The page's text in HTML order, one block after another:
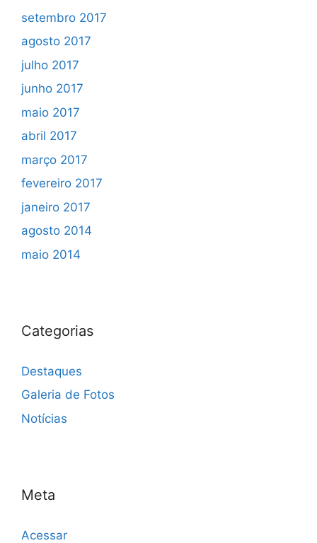
setembro 2017
agosto 2017
julho 2017
junho 2017
maio 2017
abril 2017
março 2017
fevereiro 2017
janeiro 2017
agosto 2014
maio 2014
Categorias
Destaques
Galeria de Fotos
Notícias
Meta
Acessar